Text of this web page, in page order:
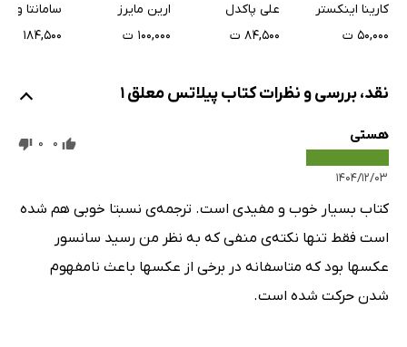
کارینا اینکستر
۵۰,۰۰۰ ت
علی پاکدل
۸۴,۵۰۰ ت
ارین مایرز
۱۰۰,۰۰۰ ت
سامانتا وود
۱۸۴,۵۰۰ ت
نقد، بررسی و نظرات کتاب پیلاتس معلق 1
هستی
۱۴۰۴/۱۲/۰۳
0
0
کتاب بسیار خوب و مفیدی است. ترجمه‌ی نسبتا خوبی هم شده
است فقط تنها نکته‌ی منفی که به نظر من رسید سانسور
عکسها بود که متاسفانه در برخی از عکسها باعث نامفهوم
شدن حرکت شده است.